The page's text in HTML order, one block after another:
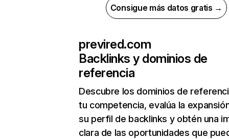
Consigue más datos gratis →
previred.com
Backlinks y dominios de
referencia
Descubre los dominios de
tu competencia, evalúa la
su perfil de backlinks y obtén una
clara de las oportunidades que